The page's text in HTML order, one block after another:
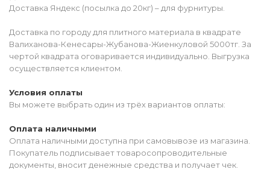
Доставка Яндекс (посылка до 20кг) – для фурнитуры.
Доставка по городу для плитного материала в квадрате
Валиханова-Кенесары-Жубанова-Жиенкуловой 5000тг. За
чертой квадрата оговаривается индивидуально. Выгрузка
осуществляется клиентом.
Условия оплаты
Вы можете выбрать один из трёх вариантов оплаты:
Оплата наличными
Оплата наличными доступна при самовывозе из магазина.
Покупатель подписывает товаросопроводительные
документы, вносит денежные средства и получает чек.